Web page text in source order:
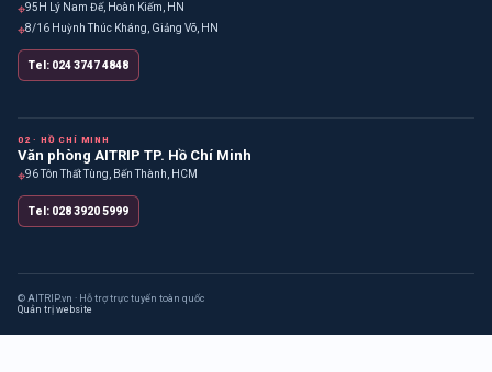
⌖95H Lý Nam Đế, Hoàn Kiếm, HN
⌖8/16 Huỳnh Thúc Kháng, Giảng Võ, HN
Tel: 024 3747 4848
02 · HỒ CHÍ MINH
Văn phòng AITRIP TP. Hồ Chí Minh
⌖96 Tôn Thất Tùng, Bến Thành, HCM
Tel: 028 3920 5999
© AITRIP.vn · Hỗ trợ trực tuyến toàn quốc
Quản trị website